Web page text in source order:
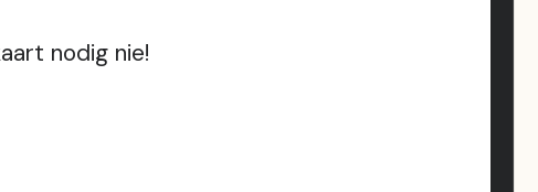
nodig nie!